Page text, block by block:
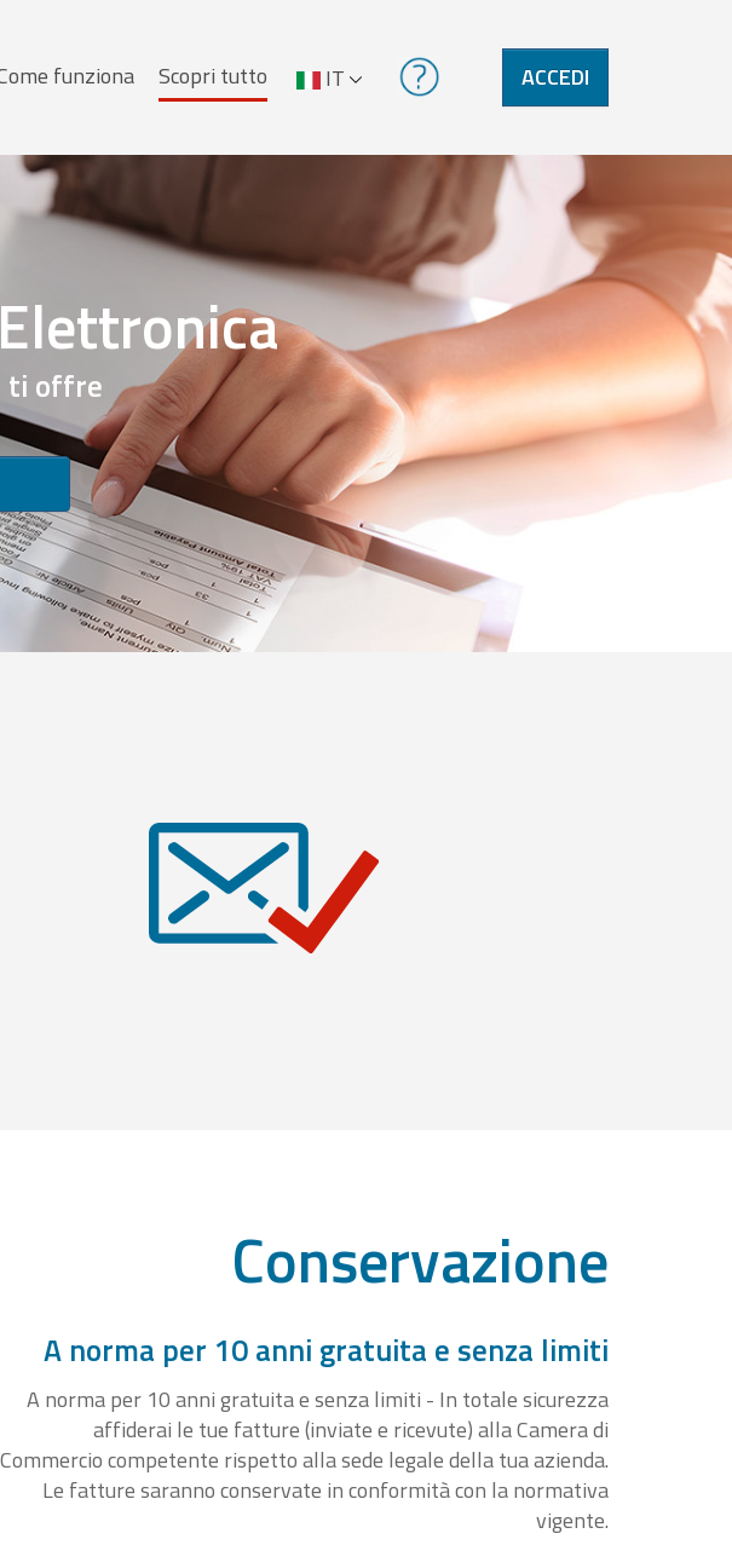
principale
funziona Scopri tutto IT ACCEDI
ti offre
Conservazione
A norma per 10 anni gratuita e senza limiti
A norma per 10 anni gratuita e senza limiti - In totale sicurezza
affiderai le tue fatture (inviate e ricevute) alla Camera di
Commercio competente rispetto alla sede legale della tua azienda.
Le fatture saranno conservate in conformità con la normativa
vigente.